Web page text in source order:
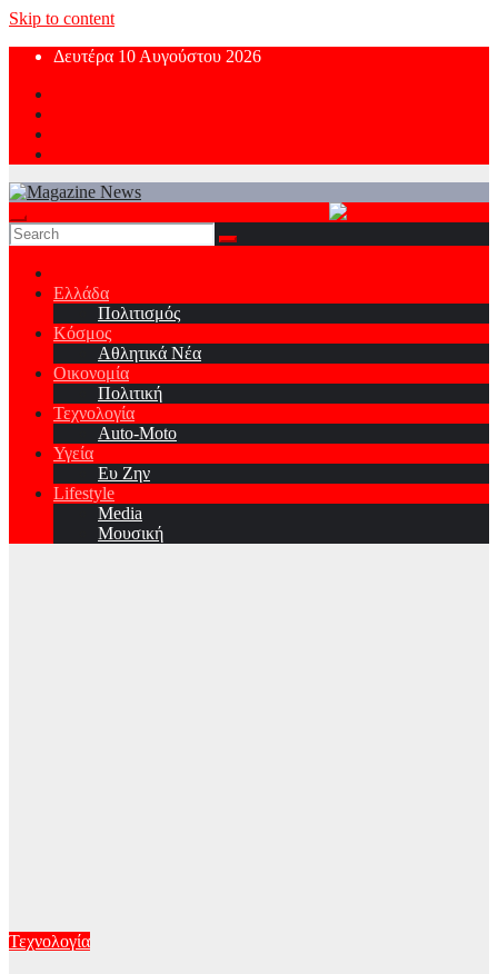
Skip to content
Δευτέρα 10 Αυγούστου 2026
Ελλάδα
Πολιτισμός
Κόσμος
Αθλητικά Νέα
Οικονομία
Πολιτική
Τεχνολογία
Auto-Moto
Υγεία
Ευ Ζην
Lifestyle
Media
Μουσική
Τεχνολογία